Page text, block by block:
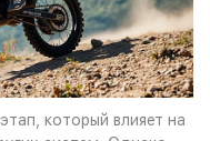
который влияет на